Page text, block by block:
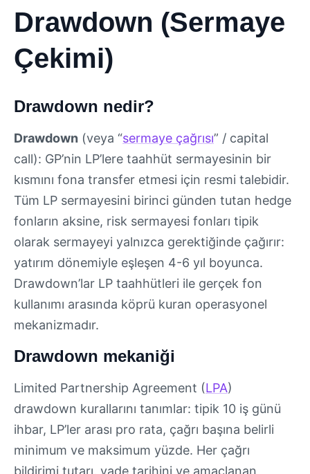
Drawdown (Sermaye
Çekimi)
Drawdown nedir?
Drawdown (veya “sermaye çağrısı” / capital
call): GP’nin LP’lere taahhüt sermayesinin bir
kısmını fona transfer etmesi için resmi talebidir.
Tüm LP sermayesini birinci günden tutan hedge
fonların aksine, risk sermayesi fonları tipik
olarak sermayeyi yalnızca gerektiğinde çağırır:
yatırım dönemiyle eşleşen 4-6 yıl boyunca.
Drawdown’lar LP taahhütleri ile gerçek fon
kullanımı arasında köprü kuran operasyonel
mekanizmadır.
Drawdown mekaniği
Limited Partnership Agreement (LPA)
drawdown kurallarını tanımlar: tipik 10 iş günü
ihbar, LP’ler arası pro rata, çağrı başına belirli
minimum ve maksimum yüzde. Her çağrı
bildirimi tutarı, vade tarihini ve amaçlanan